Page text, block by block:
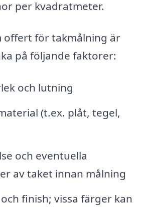
per kvadratmeter.
offert för takmålning är
på följande faktorer:
och lutning
(t.ex. plåt, tegel,
och eventuella
av taket innan målning
finish; vissa färger kan